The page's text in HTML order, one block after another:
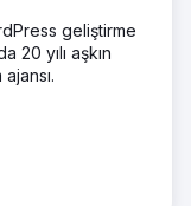
geliştirme
20 yılı aşkın